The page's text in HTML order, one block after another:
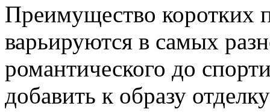
Преимущество коротких
варьируются в самых
романтического до
добавить к образу